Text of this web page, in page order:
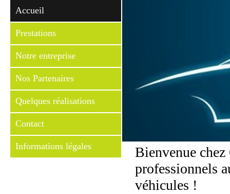
Accueil
Prestations
Notre entreprise
Nos Partenaires
Quelques réalisations
Contact
Informations légales
Bienvenue
professionnels
véhicules !